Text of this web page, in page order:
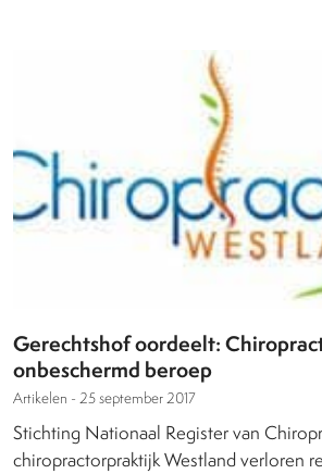
Gerechtshof oordeelt:
onbeschermd beroep
Artikelen - 25 september 2017
Stichting Nationaal Register van
chiropractorpraktijk Westland verloren